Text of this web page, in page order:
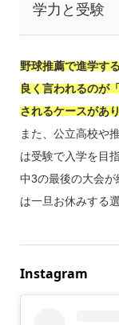
学力と受験
野球推薦で進学す
良く言われるのが
されるケースがあり
また、公立高校や
は受験で入学を目
中3の最後の大会
は一旦お休みする
Instagram